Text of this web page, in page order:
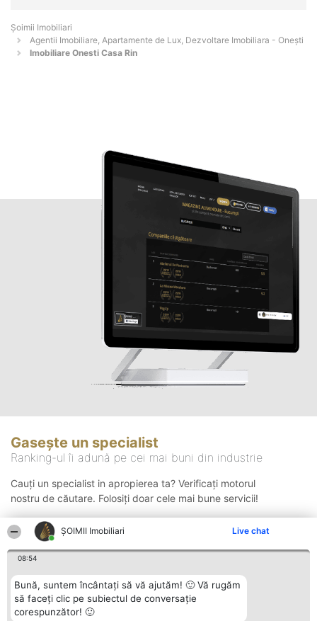
ȘOIMII Imobiliari Live chat
08:54
Bună, suntem încântați să vă ajutăm! 🙂 Vă rugăm
să faceți clic pe subiectul de conversație
corespunzător! 🙂
Șoimii Imobiliari
Agentii Imobiliare, Apartamente de Lux, Dezvoltare Imobiliara - Oneşti
Imobiliare Onesti Casa Rin
Gasește un specialist
Ranking-ul îi adună pe cei mai buni din industrie
Cauți un specialist in apropierea ta? Verificați motorul
nostru de căutare. Folosiți doar cele mai bune servicii!